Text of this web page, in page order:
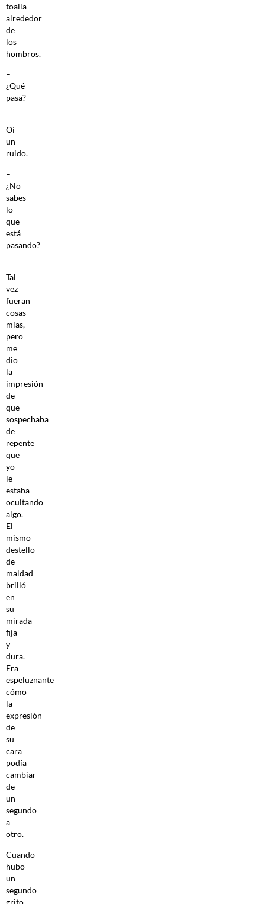
toalla
alrededor
de
los
hombros.
–
¿Qué
pasa?
–
Oí
un
ruido.
–
¿No
sabes
lo
que
está
pasando?
Tal
vez
fueran
cosas
mías,
pero
me
dio
la
impresión
de
que
sospechaba
de
repente
que
yo
le
estaba
ocultando
algo.
El
mismo
destello
de
maldad
brilló
en
su
mirada
fija
y
dura.
Era
espeluznante
cómo
la
expresión
de
su
cara
podía
cambiar
de
un
segundo
a
otro.
Cuando
hubo
un
segundo
grito,